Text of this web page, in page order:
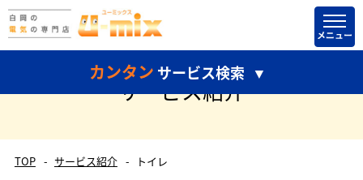
カンタン サービス検索
サービス紹介
TOP サービス紹介 トイレ